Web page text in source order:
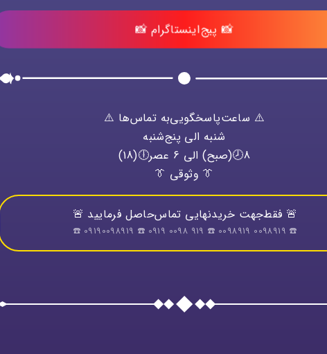
📸 پیج‌اینستاگرام 📸
⚠️ ساعت‌پاسخگویی‌به تماس‌ها ⚠️
شنبه الی پنج‌شنبه
8🕗(صبح) الی 6 عصر🕕(18)
👔 وثوقی 👔
🚨 فقط‌جهت خریدنهایی تماس‌حاصل فرمایید 🚨
☎️ 0098919 0098919 ☎️ 919 0098 0919 ☎️ 09190098919 ☎️